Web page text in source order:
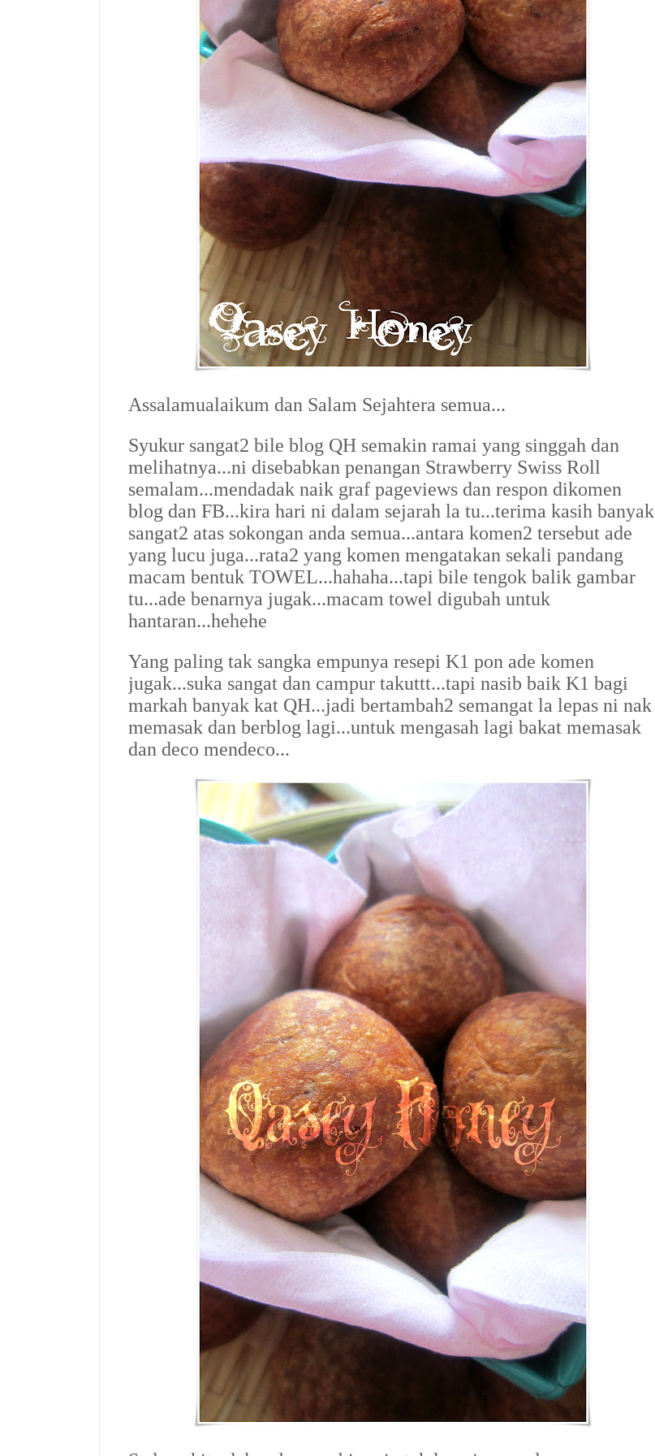
Assalamualaikum dan Salam Sejahtera semua...
Syukur sangat2 bile blog QH semakin ramai yang singgah dan
melihatnya...ni disebabkan penangan Strawberry Swiss Roll
semalam...mendadak naik graf pageviews dan respon dikomen
blog dan FB...kira hari ni dalam sejarah la tu...terima kasih banyak
sangat2 atas sokongan anda semua...antara komen2 tersebut ade
yang lucu juga...rata2 yang komen mengatakan sekali pandang
macam bentuk TOWEL...hahaha...tapi bile tengok balik gambar
tu...ade benarnya jugak...macam towel digubah untuk
hantaran...hehehe
Yang paling tak sangka empunya resepi K1 pon ade komen
jugak...suka sangat dan campur takuttt...tapi nasib baik K1 bagi
markah banyak kat QH...jadi bertambah2 semangat la lepas ni nak
memasak dan berblog lagi...untuk mengasah lagi bakat memasak
dan deco mendeco...